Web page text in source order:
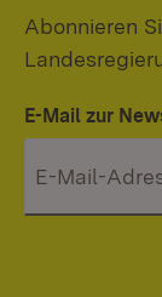
Abonnieren
E-Mail zur